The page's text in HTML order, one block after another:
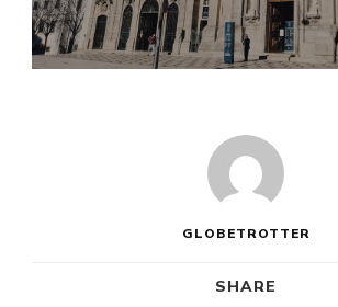
GLOBETROTTER
SHARE